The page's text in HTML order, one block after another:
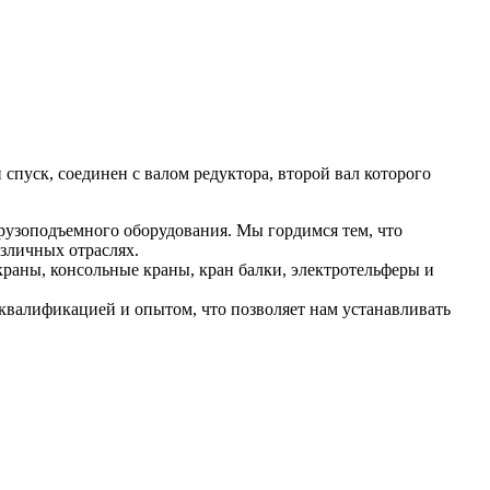
соединен с валом редуктора, второй вал которого
оборудования. Мы гордимся тем, что
отраслях.
консольные краны, кран балки, электротельферы и
и опытом, что позволяет нам устанавливать